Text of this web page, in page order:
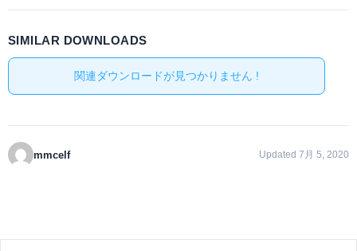
SIMILAR DOWNLOADS
関連ダウンロードが見つかりません !
mmcelf Updated 7月 5, 2020